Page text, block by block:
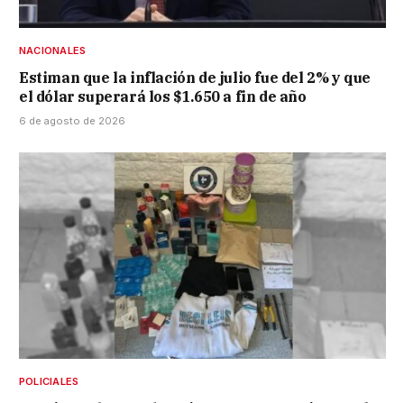
NACIONALES
Estiman que la inflación de julio fue del 2% y que
el dólar superará los $1.650 a fin de año
6 de agosto de 2026
POLICIALES